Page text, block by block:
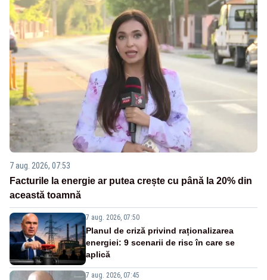
7 aug. 2026, 07:53
Facturile la energie ar putea crește cu până la 20% din
această toamnă
7 aug. 2026, 07:50
Planul de criză privind raționalizarea
energiei: 9 scenarii de risc în care se
aplică
7 aug. 2026, 07:45